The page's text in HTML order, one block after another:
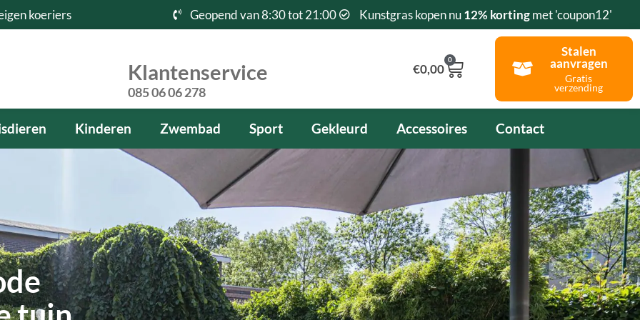
koeriers Geopend van 8:30 tot 21:00 Kunstgras kopen nu12% kortingmet 'coupon12'
Klantenservice
085 06 06 278
€0,00
0
Winkelwagen
Stalen
aanvragen
Gratis
verzending
Kinderen Zwembad Sport Gekleurd Accessoires Contact